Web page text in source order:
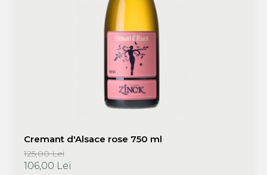
Cremant d'Alsace rose 750 ml
125,00 Lei
106,00 Lei